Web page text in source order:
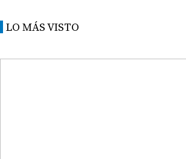
LO MÁS VISTO